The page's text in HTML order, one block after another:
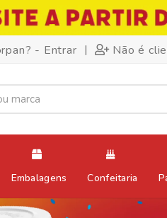
- Entrar | Não é
Embalagens Confeitaria